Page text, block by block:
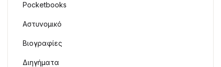
Pocketbooks
Αστυνομικό
Βιογραφίες
Διηγήματα